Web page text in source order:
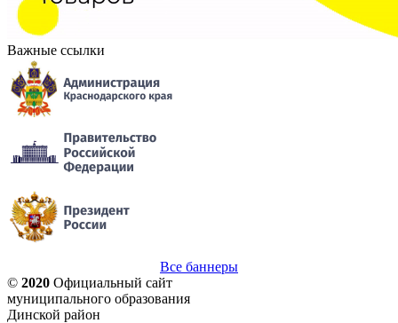
Важные ссылки
Все баннеры
© 2020 Официальный сайт
муниципального образования
Динской район